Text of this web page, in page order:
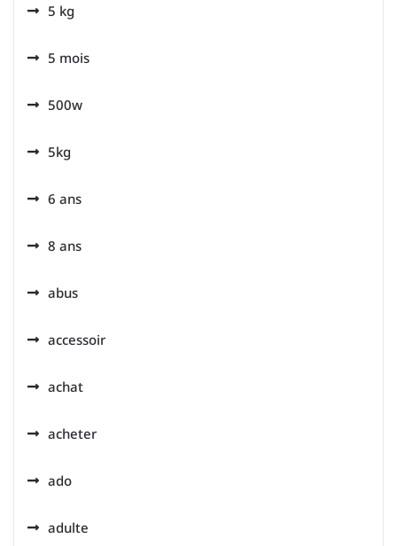
5 kg
5 mois
500w
5kg
6 ans
8 ans
abus
accessoir
achat
acheter
ado
adulte